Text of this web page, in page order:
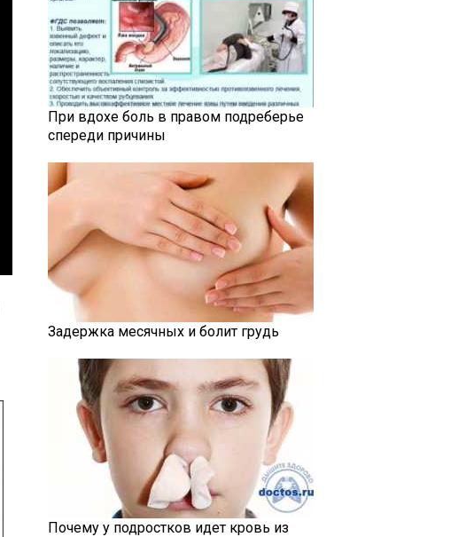
При вдохе боль в правом подреберье
спереди причины
Задержка месячных и болит грудь
Почему у подростков идет кровь из